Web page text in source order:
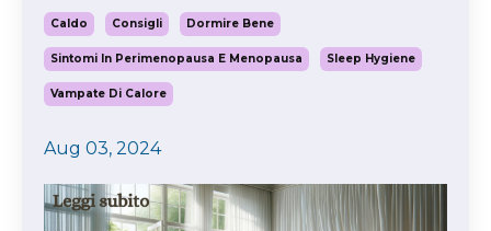
Caldo Consigli Dormire Bene
Sintomi In Perimenopausa E Menopausa Sleep Hygiene
Vampate Di Calore
Aug 03, 2024